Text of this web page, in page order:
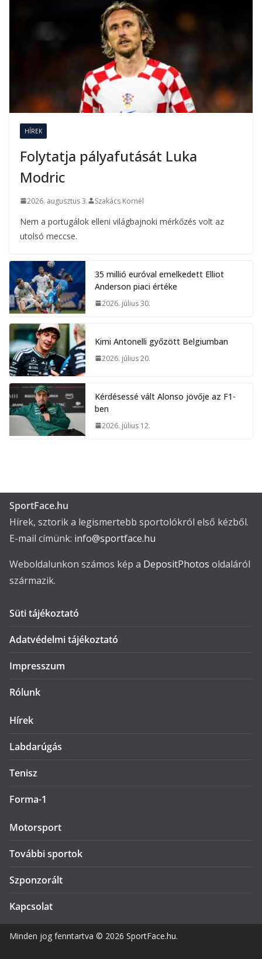
HÍREK
Folytatja pályafutását Luka
Modric
2026. augusztus 3. Szakács Kornél
Nem a portugálok elleni világbajnoki mérkőzés volt az
utolsó meccse.
35 millió euróval emelkedett Elliot
Anderson piaci értéke
2026. július 30.
Kimi Antonelli győzött Belgiumban
2026. július 20.
Kérdésessé vált Alonso jövője az F1-
ben
2026. július 12.
SportFace.hu
Hírek, sztorik a legismertebb sportolókról első kézből.
E-mail címünk: info@sportface.hu
Weboldalunkon számos kép a DepositPhotos oldaláról
származik.
Süti tájékoztató
Adatvédelmi tájékoztató
Impresszum
Rólunk
Hírek
Labdarúgás
Tenisz
Forma-1
Motorsport
További sportok
Szponzorált
Kapcsolat
Minden jog fenntartva © 2026 SportFace.hu.